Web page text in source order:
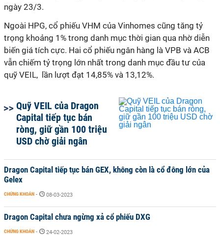
ngày 23/3.
Ngoài HPG, cổ phiếu VHM của Vinhomes cũng tăng tỷ
trọng khoảng 1% trong danh mục thời gian qua nhờ diễn
biến giá tích cực. Hai cổ phiếu ngân hàng là VPB và ACB
vẫn chiếm tỷ trọng lớn nhất trong danh mục đầu tư của
quỹ VEIL, lần lượt đạt 14,85% và 13,12%.
Quỹ VEIL của Dragon
Capital tiếp tục bán
ròng, giữ gần 100 triệu
USD chờ giải ngân
Dragon Capital tiếp tục bán GEX, không còn là cổ đông lớn của
Gelex
CHỨNG KHOÁN - 08-03-2023
Dragon Capital chưa ngừng xả cổ phiếu DXG
CHỨNG KHOÁN - 24-02-2023